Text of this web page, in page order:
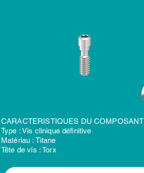
CARACTERISTIQUES DU COMPOSANT
Type : Vis clinique définitive
Matériau : Titane
Tête de vis : Torx